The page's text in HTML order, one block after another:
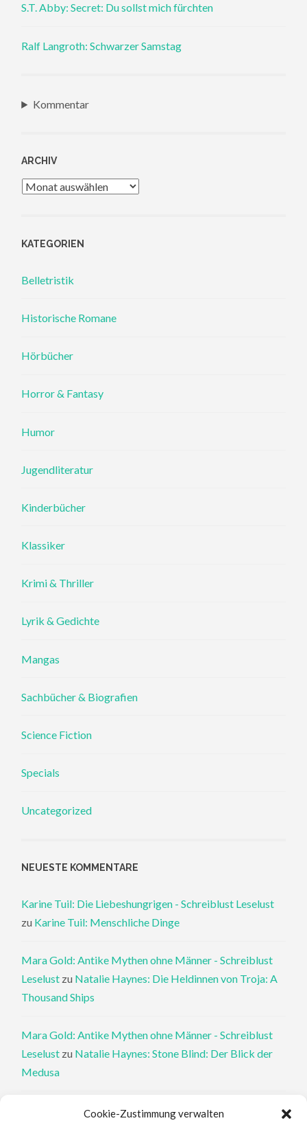
Cookie-Zustimmung verwalten
S.T. Abby: Secret: Du sollst mich fürchten
Ralf Langroth: Schwarzer Samstag
Kommentar
ARCHIV
Archiv
KATEGORIEN
Belletristik
Historische Romane
Hörbücher
Horror & Fantasy
Humor
Jugendliteratur
Kinderbücher
Klassiker
Krimi & Thriller
Lyrik & Gedichte
Mangas
Sachbücher & Biografien
Science Fiction
Specials
Uncategorized
NEUESTE KOMMENTARE
Karine Tuil: Die Liebeshungrigen - Schreiblust Leselust
zu Karine Tuil: Menschliche Dinge
Mara Gold: Antike Mythen ohne Männer - Schreiblust
Leselust zu Natalie Haynes: Die Heldinnen von Troja: A
Thousand Ships
Mara Gold: Antike Mythen ohne Männer - Schreiblust
Leselust zu Natalie Haynes: Stone Blind: Der Blick der
Medusa
Philippa Perry: Die Therapeutin und ihre Mörder: Dr. Pat